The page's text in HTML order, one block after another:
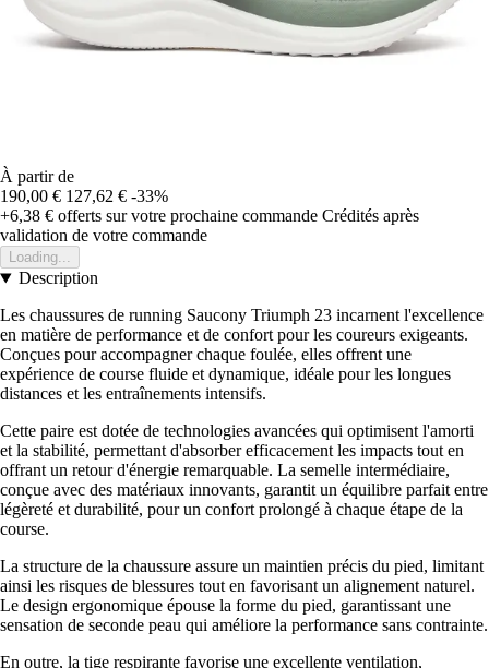
À partir de
190,00 € 127,62 € -33%
+6,38 € offerts sur votre prochaine commande Crédités après
validation de votre commande
Loading...
Description
Les chaussures de running Saucony Triumph 23 incarnent l'excellence
en matière de performance et de confort pour les coureurs exigeants.
Conçues pour accompagner chaque foulée, elles offrent une
expérience de course fluide et dynamique, idéale pour les longues
distances et les entraînements intensifs.
Cette paire est dotée de technologies avancées qui optimisent l'amorti
et la stabilité, permettant d'absorber efficacement les impacts tout en
offrant un retour d'énergie remarquable. La semelle intermédiaire,
conçue avec des matériaux innovants, garantit un équilibre parfait entre
légèreté et durabilité, pour un confort prolongé à chaque étape de la
course.
La structure de la chaussure assure un maintien précis du pied, limitant
ainsi les risques de blessures tout en favorisant un alignement naturel.
Le design ergonomique épouse la forme du pied, garantissant une
sensation de seconde peau qui améliore la performance sans contrainte.
En outre, la tige respirante favorise une excellente ventilation,